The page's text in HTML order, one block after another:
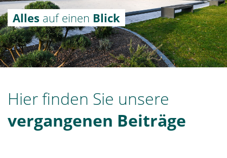
Alles auf einen Blick
Hier finden Sie unsere
vergangenen Beiträge